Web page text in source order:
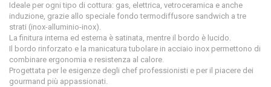
Ideale per ogni tipo di cottura: gas, elettrica, vetroceramica e anche
induzione, grazie allo speciale fondo termodiffusore sandwich a tre
strati (inox-alluminio-inox).
La finitura interna ed esterna è satinata, mentre il bordo è lucido.
Il bordo rinforzato e la manicatura tubolare in acciaio inox permettono di
combinare ergonomia e resistenza al calore.
Progettata per le esigenze degli chef professionisti e per il piacere dei
gourmand più appassionati.